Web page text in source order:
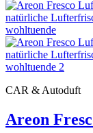
CAR & Autoduft
Areon